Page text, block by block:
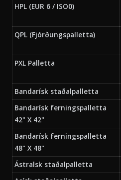
HPL (EUR 6 / ISO0)
QPL (Fjórðungspalletta)
PXL Palletta
Bandarísk staðalpalletta
Bandarísk ferningspalletta
42" X 42"
Bandarísk ferningspalletta
48" X 48"
Ástralsk staðalpalletta